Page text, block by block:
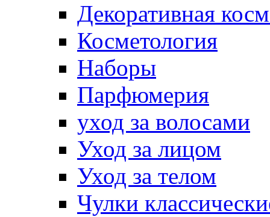
Декоративная
Косметология
Наборы
Парфюмерия
уход за волосами
Уход за лицом
Уход за телом
Чулки